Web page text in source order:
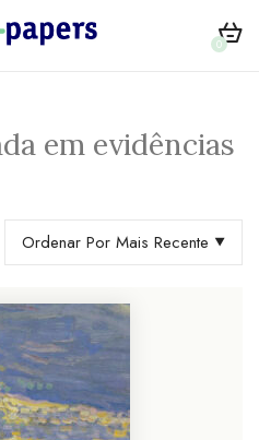
0
em evidências
Ordenar Por Mais Recente